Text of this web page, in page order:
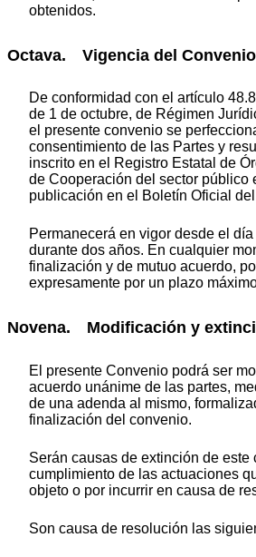
obtenidos.
Octava. Vigencia del
De conformidad con el artículo
de 1 de octubre, de Régimen
el presente convenio se
consentimiento de las Partes y
inscrito en el Registro Estatal de
de Cooperación del sector público
publicación en el Boletín Oficial
Permanecerá en vigor desde el
durante dos años. En cualquier
finalización y de mutuo acuerdo,
expresamente por un plazo
Novena. Modificación y
El presente Convenio podrá ser
acuerdo unánime de las partes,
de una adenda al mismo,
finalización del convenio.
Serán causas de extinción de este
cumplimiento de las actuaciones
objeto o por incurrir en causa de
Son causa de resolución las